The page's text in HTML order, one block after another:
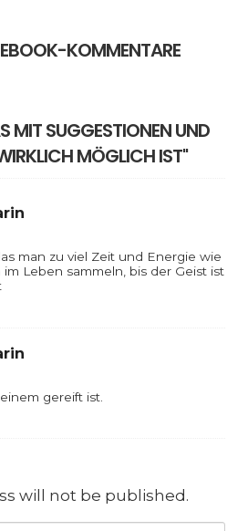
KOMMENTARE
MIT SUGGESTIONEN UND
MÖGLICH IST"
man zu viel Zeit und Energie wie
im Leben sammeln, bis der Geist ist
gereift ist.
will not be published.